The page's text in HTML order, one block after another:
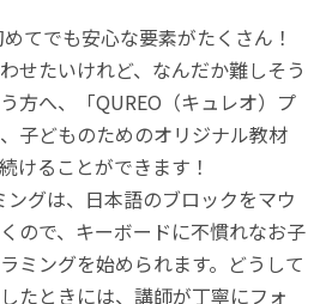
てでも安心な要素がたくさん！
せたいけれど、なんだか難しそう
方へ、「QUREO（キュレオ）プ
子どものためのオリジナル教材
けることができます！
ングは、日本語のブロックをマウ
ので、キーボードに不慣れなお子
ミングを始められます。どうして
たときには、講師が丁寧にフォ